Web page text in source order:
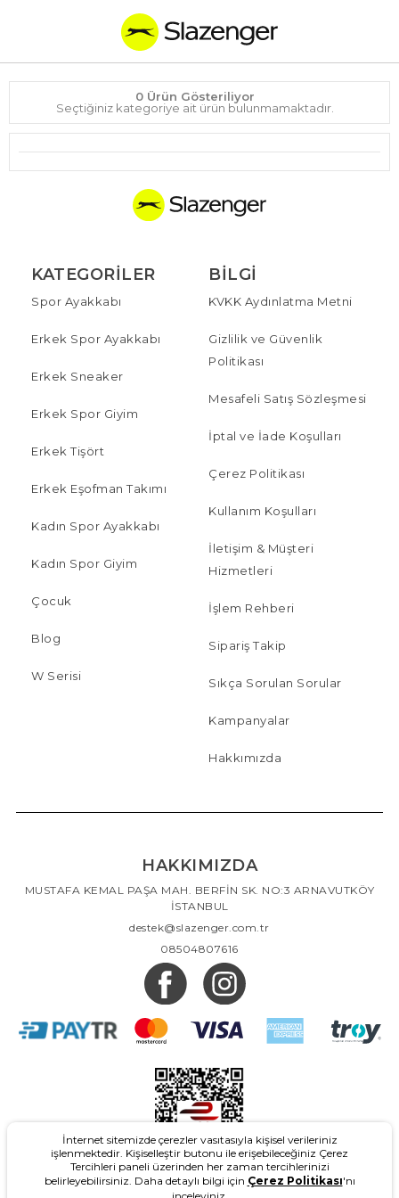
0 Ürün Gösteriliyor
Seçtiğiniz kategoriye ait ürün bulunmamaktadır.
KATEGORILER
Spor Ayakkabı
Erkek Spor Ayakkabı
Erkek Sneaker
Erkek Spor Giyim
Erkek Tişört
Erkek Eşofman Takımı
Kadın Spor Ayakkabı
Kadın Spor Giyim
Çocuk
Blog
W Serisi
BILGI
KVKK Aydınlatma Metni
Gizlilik ve Güvenlik
Politikası
Mesafeli Satış Sözleşmesi
İptal ve İade Koşulları
Çerez Politikası
Kullanım Koşulları
İletişim & Müşteri
Hizmetleri
İşlem Rehberi
Sipariş Takip
Sıkça Sorulan Sorular
Kampanyalar
Hakkımızda
HAKKIMIZDA
MUSTAFA KEMAL PAŞA MAH. BERFİN SK. NO:3 ARNAVUTKÖY
İSTANBUL
destek@slazenger.com.tr
08504807616
İnternet sitemizde çerezler vasıtasıyla kişisel verileriniz
işlenmektedir. Kişiselleştir butonu ile erişebileceğiniz Çerez
Tercihleri paneli üzerinden her zaman tercihlerinizi
belirleyebilirsiniz. Daha detaylı bilgi için Çerez Politikası'nı